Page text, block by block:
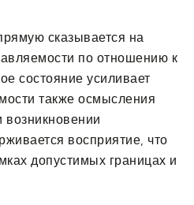
сказывается на
по отношению к
состояние усиливает
также осмысления
восприятие, что
допустимых границах и